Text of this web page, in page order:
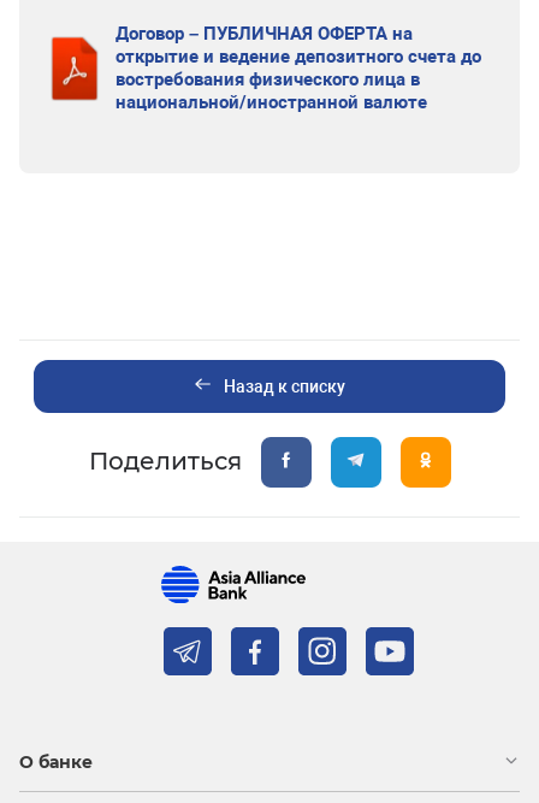
Договор – ПУБЛИЧНАЯ ОФЕРТА на
открытие и ведение депозитного счета до
востребования физического лица в
национальной/иностранной валюте
Назад к списку
Поделиться
О банке